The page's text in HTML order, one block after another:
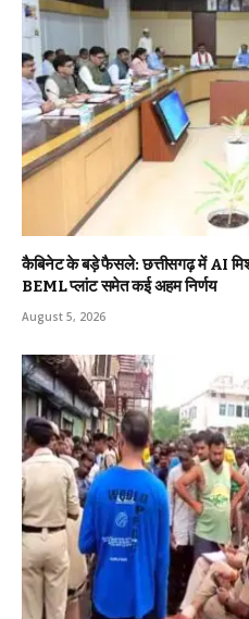
कैबिनेट के बड़े फैसले: छत्तीसगढ़ में AI
BEML प्लांट समेत कई अहम निर्णय
August 5, 2026